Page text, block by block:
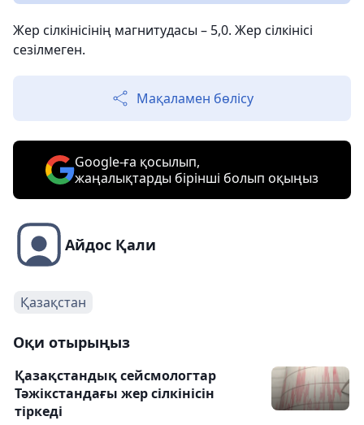
Жер сілкінісінің магнитудасы – 5,0. Жер сілкінісі
сезілмеген.
Мақаламен бөлісу
Google-ға қосылып,
жаңалықтарды бірінші болып оқыңыз
Айдос Қали
Қазақстан
Оқи отырыңыз
Қазақстандық сейсмологтар
Тәжікстандағы жер сілкінісін
тіркеді